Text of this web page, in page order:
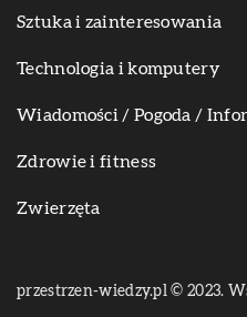
Sztuka i zainteresowania
Technologia i komputery
Wiadomości / Pogoda /
Zdrowie i fitness
Zwierzęta
przestrzen-wiedzy.pl © 2023.